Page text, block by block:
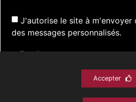
J'autorise le site à m'envoyer
des messages personnalisés.
S'inscrire
Accepter